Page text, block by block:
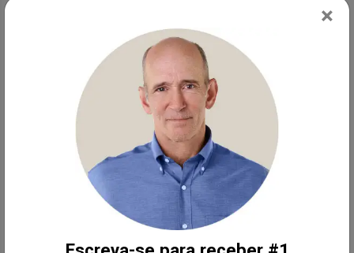
Fibrinolíticos podem ser a solução
De acordo com o artigo de 2016 acima, “a fibrinólise
está envolvida tanto na inflamação pulmonar quanto
no ciclo de vida do vírus influenza A.” Ela é um
processo que impede a formação e o crescimento
de coágulos sanguíneos. Isso faz parte dos
processos normais do seu corpo, mas às vezes a
×